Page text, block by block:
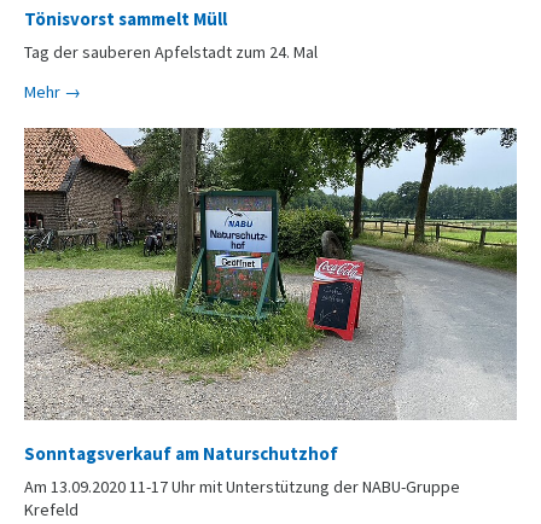
Tönisvorst sammelt Müll
Tag der sauberen Apfelstadt zum 24. Mal
Mehr →
Sonntagsverkauf am Naturschutzhof
Am 13.09.2020 11-17 Uhr mit Unterstützung der NABU-Gruppe
Krefeld